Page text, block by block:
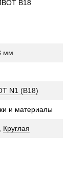
B18
мм
N1 (B18)
и материалы
Круглая